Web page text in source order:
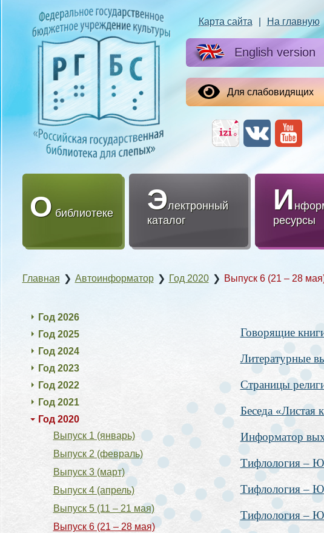
Карта сайта На главную
English version
Для слабовидящих
О библиотеке Электронный
каталог
И
ресурсы
Главная ❯ Автоинформатор ❯ Год 2020 ❯ Выпуск 6 (21 – 28
Говорящие
Литературные
Страницы
Беседа «Листая
Информатор
Тифлология –
Тифлология –
Тифлология –
Год 2026
Год 2025
Год 2024
Год 2023
Год 2022
Год 2021
Год 2020
Выпуск 1 (январь)
Выпуск 2 (февраль)
Выпуск 3 (март)
Выпуск 4 (апрель)
Выпуск 5 (11 – 21 мая)
Выпуск 6 (21 – 28 мая)